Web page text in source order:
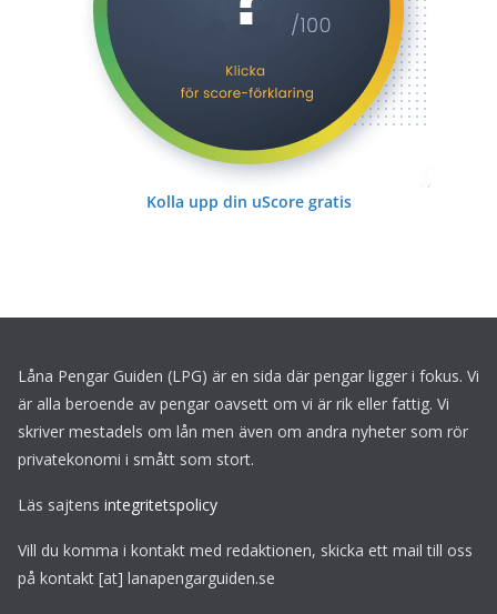
Kolla upp din uScore gratis
Låna Pengar Guiden (LPG) är en sida där pengar ligger i fokus. Vi
är alla beroende av pengar oavsett om vi är rik eller fattig. Vi
skriver mestadels om lån men även om andra nyheter som rör
privatekonomi i smått som stort.
Läs sajtens integritetspolicy
Vill du komma i kontakt med redaktionen, skicka ett mail till oss
på kontakt [at] lanapengarguiden.se